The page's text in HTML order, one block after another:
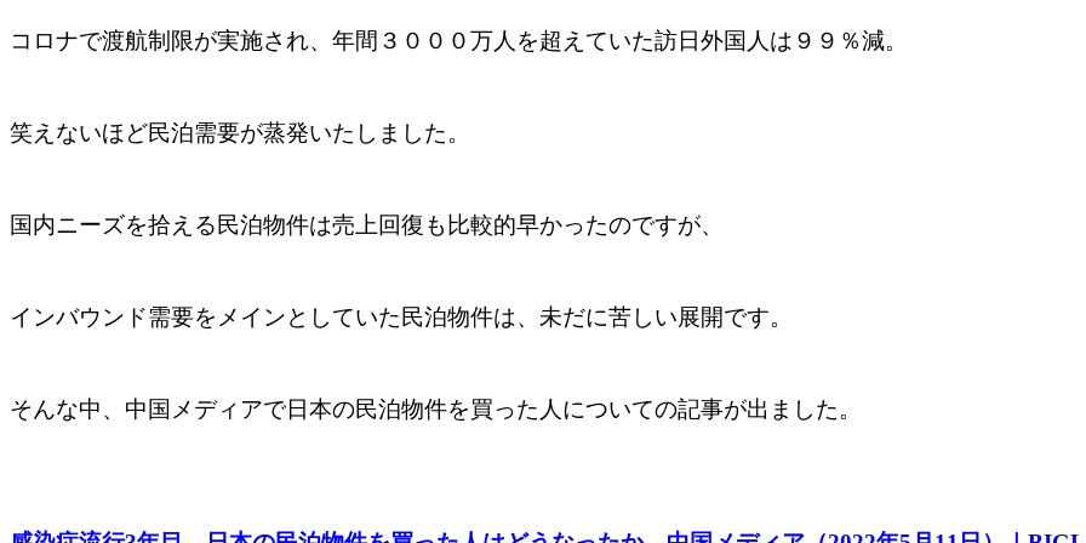
コロナで渡航制限が実施され、年間３０００万人を超えていた訪日外国人は９９％減。
笑えないほど民泊需要が蒸発いたしました。
国内ニーズを拾える民泊物件は売上回復も比較的早かったのですが、
インバウンド需要をメインとしていた民泊物件は、未だに苦しい展開です。
そんな中、中国メディアで日本の民泊物件を買った人についての記事が出ました。